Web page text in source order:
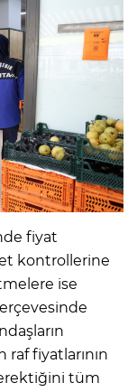
fiyat
kontrollerine
ise
raf fiyatlarının
tüm